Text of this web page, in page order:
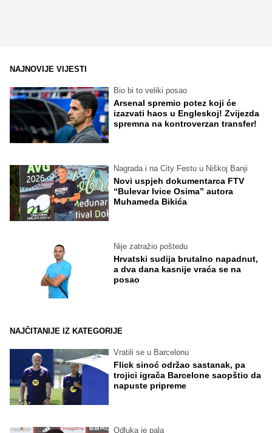
NAJNOVIJE VIJESTI
Bio bi to veliki posao
Arsenal spremio potez koji će
izazvati haos u Engleskoj! Zvijezda
spremna na kontroverzan transfer!
Nagrada i na City Festu u Niškoj Banji
Novi uspjeh dokumentarca FTV
“Bulevar Ivice Osima” autora
Muhameda Bikića
Nije zatražio poštedu
Hrvatski sudija brutalno napadnut,
a dva dana kasnije vraća se na
posao
NAJČITANIJE IZ KATEGORIJE
Vratili se u Barcelonu
Flick sinoć održao sastanak, pa
trojici igrača Barcelone saopštio da
napuste pripreme
Odluka je pala